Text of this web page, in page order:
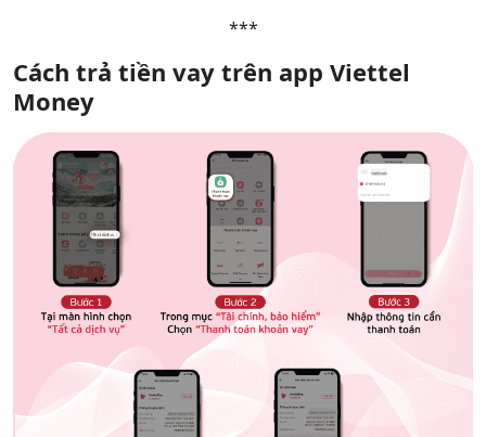
***
Cách trả tiền vay trên app Viettel
Money